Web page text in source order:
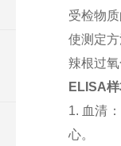
受检物
使测定
辣根过
ELISA
1. 血清
心。